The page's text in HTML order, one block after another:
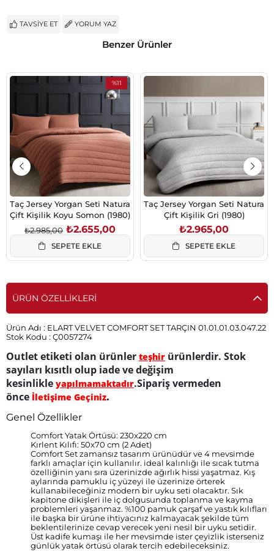
TAVSIYE ET YORUM YAZ
Benzer Ürünler
%11
İndirim
Taç Jersey Yorgan Seti Natura
Çift Kişilik Koyu Somon (1980)
₺2.655,00
₺2.985,00
SEPETE EKLE
Taç Jersey Yorgan Seti Natura
Çift Kişilik Gri (1980)
₺2.965,00
SEPETE EKLE
ÜRÜN ÖZELLIKLERI
Ürün Adı : ELART VELVET COMFORT SET TARÇIN 01.01.01.03.047.22
Stok Kodu : Ç0057274
Outlet etiketi olan ürünler teşhir ürünlerdir. Stok
sayıları kısıtlı olup iade ve değişim
kesinlikle yapılmamaktadır.Sipariş vermeden
önce İletişime Geçiniz.
Genel Özellikler
Comfort Yatak Örtüsü: 230x220 cm
Kırlent Kılıfı: 50x70 cm (2 Adet)
Comfort Set zamansız tasarım ürünüdür ve 4 mevsimde
farklı amaçlar için kullanılır. ideal kalınlığı ile sıcak tutma
özelliğinin yanı sıra üzerinizde ağırlık hissi yaşatmaz. Kış
aylarında pamuklu iç yüzeyi ile üzerinize örterek
kullanabileceğiniz modern bir uyku seti olacaktır. Sık
kapitone dikişleri ile iç dolgusunda toplanma ve kayma
problemleri yaşanmaz. %100 pamuk çarşaf ve yastık kılıfları
ile başka bir ürüne ihtiyacınız kalmayacak şekilde tüm
beklentilerinize cevap verecek yeni nesil bir uyku setidir.
Üst kadife kumaşı ile her mevsimde ister çeyizlik isterseniz
günlük yatak örtüsü olarak tercih edebileceksiniz.